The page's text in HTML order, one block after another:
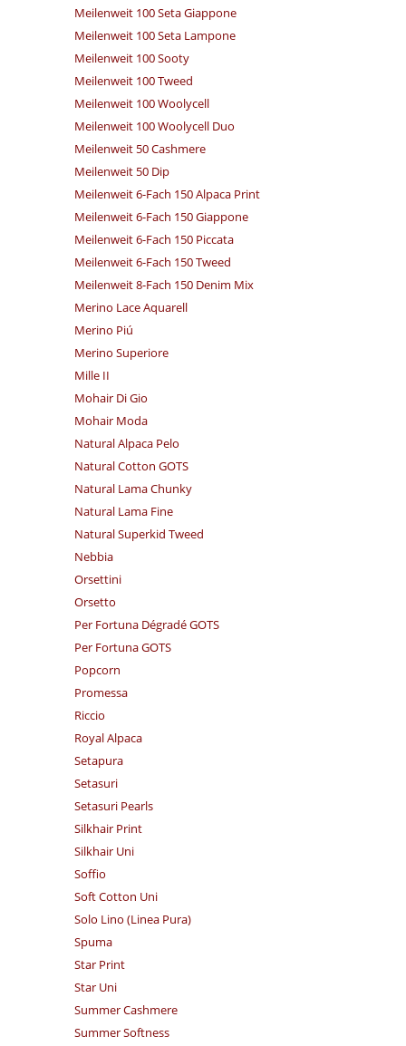
Meilenweit 100 Seta Giappone
Meilenweit 100 Seta Lampone
Meilenweit 100 Sooty
Meilenweit 100 Tweed
Meilenweit 100 Woolycell
Meilenweit 100 Woolycell Duo
Meilenweit 50 Cashmere
Meilenweit 50 Dip
Meilenweit 6-Fach 150 Alpaca Print
Meilenweit 6-Fach 150 Giappone
Meilenweit 6-Fach 150 Piccata
Meilenweit 6-Fach 150 Tweed
Meilenweit 8-Fach 150 Denim Mix
Merino Lace Aquarell
Merino Piú
Merino Superiore
Mille II
Mohair Di Gio
Mohair Moda
Natural Alpaca Pelo
Natural Cotton GOTS
Natural Lama Chunky
Natural Lama Fine
Natural Superkid Tweed
Nebbia
Orsettini
Orsetto
Per Fortuna Dégradé GOTS
Per Fortuna GOTS
Popcorn
Promessa
Riccio
Royal Alpaca
Setapura
Setasuri
Setasuri Pearls
Silkhair Print
Silkhair Uni
Soffio
Soft Cotton Uni
Solo Lino (Linea Pura)
Spuma
Star Print
Star Uni
Summer Cashmere
Summer Softness